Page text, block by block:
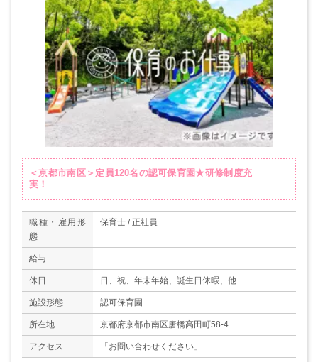
＜京都市南区＞定員120名の認可保育園★研修制度充
実！
職種・雇用形
態
保育士 / 正社員
給与
休日 日、祝、年末年始、誕生日休暇、他
施設形態 認可保育園
所在地 京都府京都市南区唐橋高田町58-4
アクセス 「お問い合わせください」